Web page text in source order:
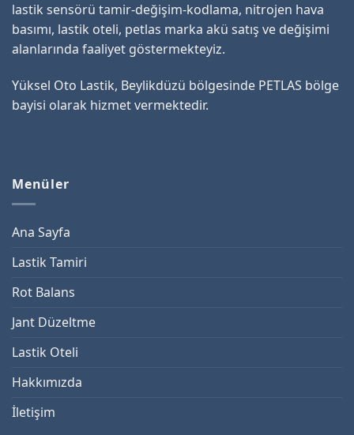
lastik sensörü tamir-değişim-kodlama, nitrojen hava
basımı, lastik oteli, petlas marka akü satış ve değişimi
alanlarında faaliyet göstermekteyiz.
Yüksel Oto Lastik, Beylikdüzü bölgesinde PETLAS bölge
bayisi olarak hizmet vermektedir.
Menüler
Ana Sayfa
Lastik Tamiri
Rot Balans
Jant Düzeltme
Lastik Oteli
Hakkımızda
İletişim